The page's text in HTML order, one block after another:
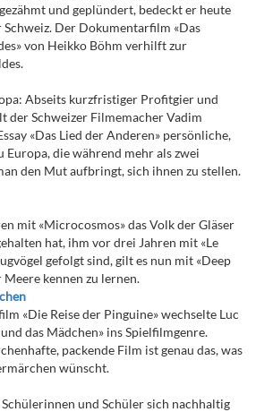
und geplündert, bedeckt er heute
Der Dokumentarfilm «Das
von Heikko Böhm verhilft zur
Abseits kurzfristiger Profitgier und
der Schweizer Filmemacher Vadim
«Das Lied der Anderen» persönliche,
Europa, die während mehr als zwei
den Mut aufbringt, sich ihnen zu stellen.
mit «Microcosmos» das Volk der Gläser
hat, ihm vor drei Jahren mit «Le
gefolgt sind, gilt es nun mit «Deep
kennen zu lernen.
«Die Reise der Pinguine» wechselte Luc
das Mädchen» ins Spielfilmgenre.
packende Film ist genau das, was
wünscht.
und Schüler sich nachhaltig